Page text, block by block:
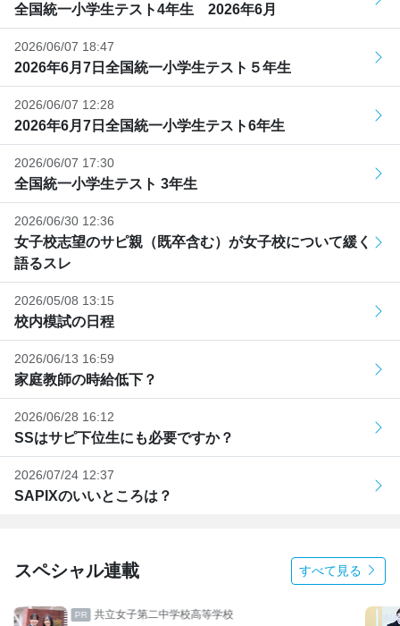
全国統一小学生テスト4年生 2026年6月
2026/06/07 18:47
2026年6月7日全国統一小学生テスト５年生
2026/06/07 12:28
2026年6月7日全国統一小学生テスト6年生
2026/06/07 17:30
全国統一小学生テスト 3年生
2026/06/30 12:36
女子校志望のサピ親（既卒含む）が女子校について緩く
語るスレ
2026/05/08 13:15
校内模試の日程
2026/06/13 16:59
家庭教師の時給低下？
2026/06/28 16:12
SSはサピ下位生にも必要ですか？
2026/07/24 12:37
SAPIXのいいところは？
スペシャル連載 すべて見る
共立女子第二中学校高等学校